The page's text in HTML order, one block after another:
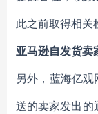
此之前取得相关
亚马逊自发货卖
另外，蓝海亿
送的卖家发出的